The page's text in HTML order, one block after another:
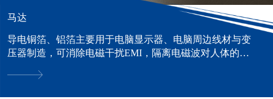
马达
导电铜箔、铝箔主要用于电脑显示器、电脑周边线材与变
压器制造，可消除电磁干扰EMI，隔离电磁波对人体的危